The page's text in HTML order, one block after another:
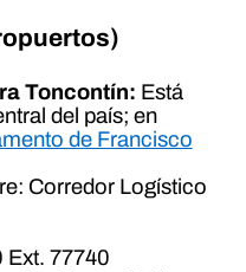
Toncontín: Está
del país; en
de Francisco
Corredor Logístico
77740